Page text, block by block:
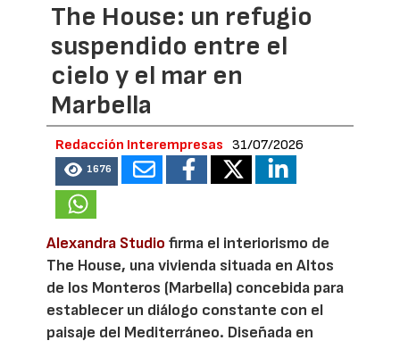
The House: un refugio
suspendido entre el
cielo y el mar en
Marbella
Redacción Interempresas 31/07/2026
1676
Alexandra Studio firma el interiorismo de
The House, una vivienda situada en Altos
de los Monteros (Marbella) concebida para
establecer un diálogo constante con el
paisaje del Mediterráneo. Diseñada en